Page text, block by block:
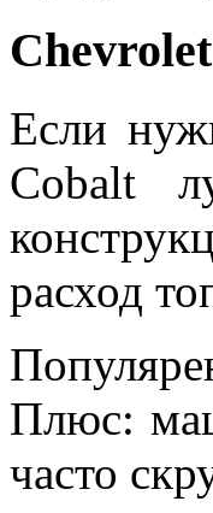
Если
Cobalt
расход
Плюс:
часто